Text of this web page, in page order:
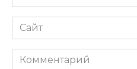
Сайт
Комментарий